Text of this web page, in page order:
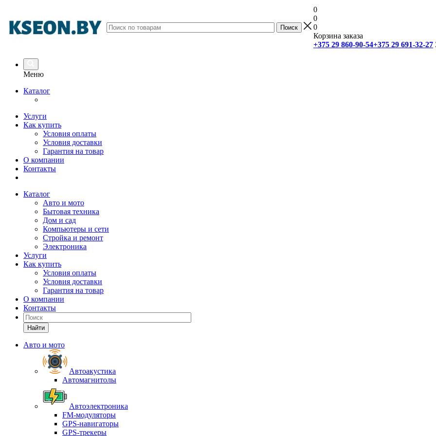
0
0
0
Корзина заказа
+375 29 860-90-54+375 29 691-32-27
Меню
Каталог
Услуги
Как купить
Условия оплаты
Условия доставки
Гарантия на товар
О компании
Контакты
Каталог
Авто и мото
Бытовая техника
Дом и сад
Компьютеры и сети
Стройка и ремонт
Электроника
Услуги
Как купить
Условия оплаты
Условия доставки
Гарантия на товар
О компании
Контакты
Найти
Авто и мото
Автоакустика
Автомагнитолы
Автоэлектроника
FM-модуляторы
GPS-навигаторы
GPS-трекеры